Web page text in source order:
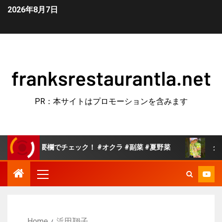
2026年8月7日
franksrestaurantla.net
PR：本サイトはプロモーションを含みます
要欄でチェック！ #オクラ #副菜 #夏野菜 クックパッ